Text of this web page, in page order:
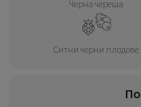
Черна череша
Ситни черни плодове